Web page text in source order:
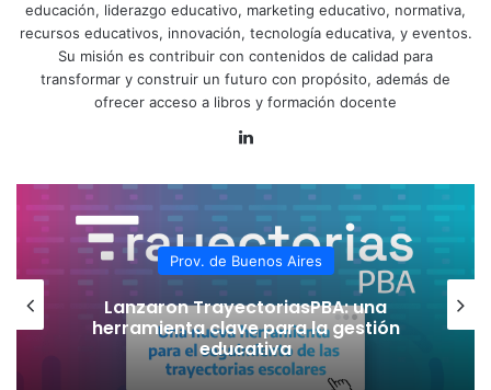
educación, liderazgo educativo, marketing educativo, normativa,
recursos educativos, innovación, tecnología educativa, y eventos.
Su misión es contribuir con contenidos de calidad para
transformar y construir un futuro con propósito, además de
ofrecer acceso a libros y formación docente
Prov. de Buenos Aires
La provincia de Buenos Aires destinó
más de 5 mil millones de pesos para
preparar las escuelas de cara al
inicio de clases